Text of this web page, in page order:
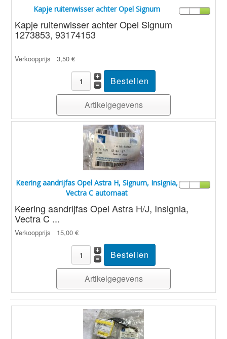
Kapje ruitenwisser achter Opel Signum
Kapje ruitenwisser achter Opel Signum
1273853, 93174153
Verkoopprijs 3,50 €
Artikelgegevens
Keering aandrijfas Opel Astra H, Signum, Insignia,
Vectra C automaat
Keering aandrijfas Opel Astra H/J, Insignia,
Vectra C ...
Verkoopprijs 15,00 €
Artikelgegevens